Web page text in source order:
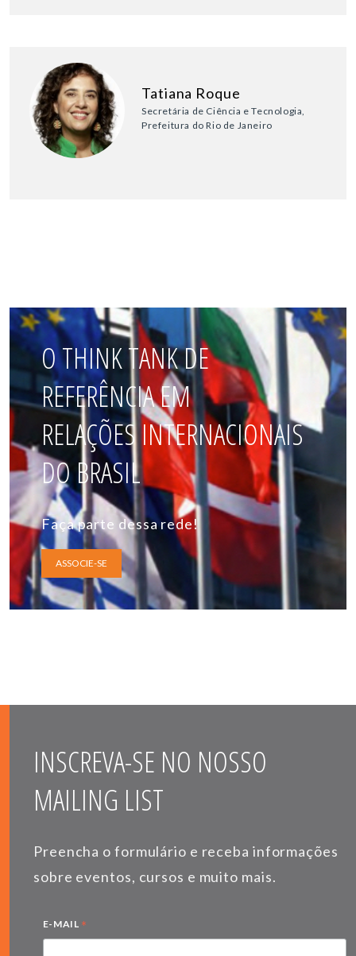
Tatiana Roque
Secretária de Ciência e Tecnologia,
Prefeitura do Rio de Janeiro
O THINK TANK DE
REFERÊNCIA EM
RELAÇÕES INTERNACIONAIS
DO BRASIL
Faça parte dessa rede!
ASSOCIE-SE
INSCREVA-SE NO NOSSO
MAILING LIST
Preencha o formulário e receba informações
sobre eventos, cursos e muito mais.
E-MAIL *